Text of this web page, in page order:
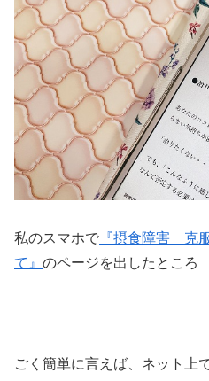
私のスマホで 『摂食障害 克
て』 のページを出したところ
ごく簡単に言えば、ネット上